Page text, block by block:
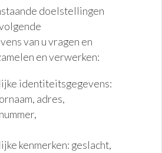
doelstellingen
van u vragen en
en verwerken:
identiteitsgegevens:
adres,
kenmerken: geslacht,